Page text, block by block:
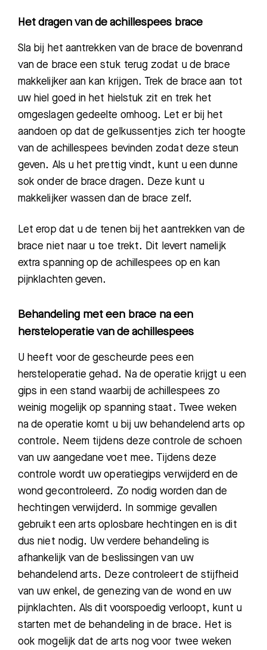
Het dragen van de achillespees brace
Sla bij het aantrekken van de brace de bovenrand
van de brace een stuk terug zodat u de brace
makkelijker aan kan krijgen. Trek de brace aan tot
uw hiel goed in het hielstuk zit en trek het
omgeslagen gedeelte omhoog. Let er bij het
aandoen op dat de gelkussentjes zich ter hoogte
van de achillespees bevinden zodat deze steun
geven. Als u het prettig vindt, kunt u een dunne
sok onder de brace dragen. Deze kunt u
makkelijker wassen dan de brace zelf.
Let erop dat u de tenen bij het aantrekken van de
brace niet naar u toe trekt. Dit levert namelijk
extra spanning op de achillespees op en kan
pijnklachten geven.
Behandeling met een brace na een
hersteloperatie van de achillespees
U heeft voor de gescheurde pees een
hersteloperatie gehad. Na de operatie krijgt u een
gips in een stand waarbij de achillespees zo
weinig mogelijk op spanning staat. Twee weken
na de operatie komt u bij uw behandelend arts op
controle. Neem tijdens deze controle de schoen
van uw aangedane voet mee. Tijdens deze
controle wordt uw operatiegips verwijderd en de
wond gecontroleerd. Zo nodig worden dan de
hechtingen verwijderd. I n sommige gevallen
gebruikt een arts oplosbare hechtingen en is dit
dus niet nodig. Uw verdere behandeling is
afhankelijk van de beslissingen van uw
behandelend arts. Deze controleert de stijfheid
van uw enkel, de genezing van de wond en uw
pijnklachten. Als dit voorspoedig verloopt, kunt u
starten met de behandeling in de brace. Het is
ook mogelijk dat de arts nog voor twee weken